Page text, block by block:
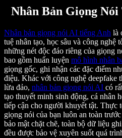
Nhân Bản Giọng
Nhân bản giọng nói AI tiếng Anh là
tuệ nhân tạo, học sâu và công nghệ
những nét độc đáo riêng của giọng
bao gồm huấn luyện mô hình nhân
giọng gốc, ghi nhận các đặc điểm
điệu. Khác với công nghệ deepfake
lừa đảo, nhân bản giọng nói AI có
tạo thuyết minh sinh động, cá nhân
tiếp cận cho người khuyết tật. Thực
giọng nói của bạn luôn an toàn
bảo mật chặt chẽ, toàn bộ dữ liệu
đều được bảo vệ xuyên suốt quá